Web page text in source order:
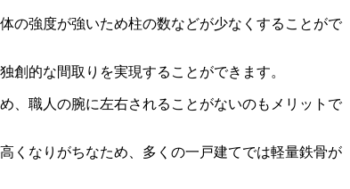
の強度が強いため柱の数などが少なくすることがで
創的な間取りを実現することができます。
、職人の腕に左右されることがないのもメリットで
くなりがちなため、多くの一戸建てでは軽量鉄骨が